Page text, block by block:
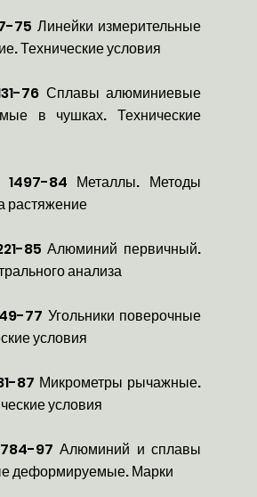
Линейки измерительные
Технические условия
76 Сплавы алюминиевые
в чушках. Технические
84 Металлы. Методы
растяжение
85 Алюминий первичный.
анализа
77 Угольники поверочные
условия
87 Микрометры рычажные.
условия
97 Алюминий и сплавы
деформируемые. Марки